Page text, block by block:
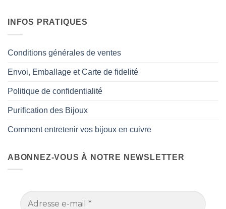
INFOS PRATIQUES
Conditions générales de ventes
Envoi, Emballage et Carte de fidelité
Politique de confidentialité
Purification des Bijoux
Comment entretenir vos bijoux en cuivre
ABONNEZ-VOUS À NOTRE NEWSLETTER